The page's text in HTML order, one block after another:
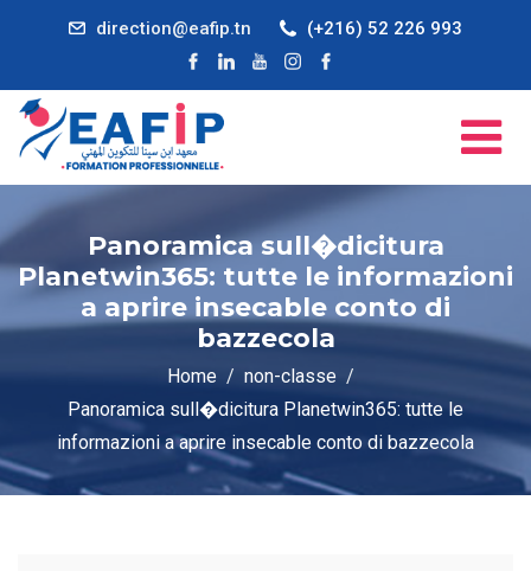
direction@eafip.tn (+216) 52 226 993
Panoramica sull�dicitura
Planetwin365: tutte le informazioni
a aprire insecable conto di
bazzecola
Home
non-classe
Panoramica sull�dicitura Planetwin365: tutte le
informazioni a aprire insecable conto di bazzecola